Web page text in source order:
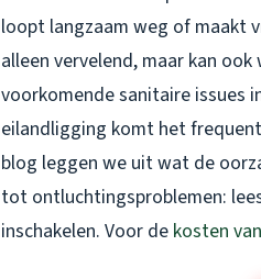
loopt langzaam weg of maakt
alleen vervelend, maar kan
voorkomende sanitaire issues
eilandligging komt het
blog leggen we uit wat de
tot ontluchtingsproblemen:
inschakelen. Voor de kosten